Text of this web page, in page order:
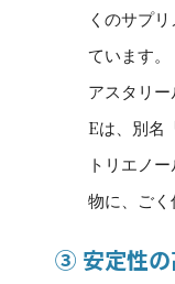
くのサプ
ています。
アスタリ
Eは、別名
トリエノ
物に、ごく
③ 安定性の